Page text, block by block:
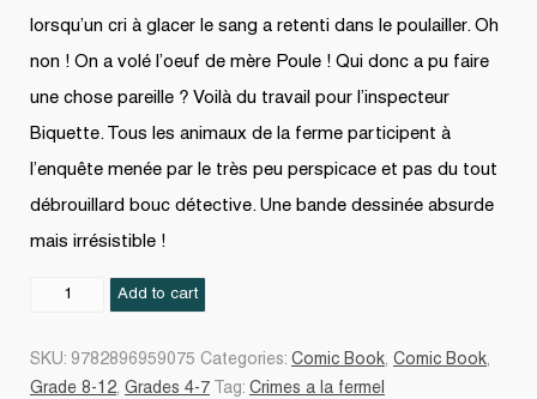
lorsqu’un cri à glacer le sang a retenti dans le poulailler. Oh
non ! On a volé l’oeuf de mère Poule ! Qui donc a pu faire
une chose pareille ? Voilà du travail pour l’inspecteur
Biquette. Tous les animaux de la ferme participent à
l’enquête menée par le très peu perspicace et pas du tout
débrouillard bouc détective. Une bande dessinée absurde
mais irrésistible !
Crimes
Add to cart
SKU: 9782896959075 Categories: Comic Book Comic Book
Grade 8-12 Grades 4-7 Tag: Crimes a la fermel